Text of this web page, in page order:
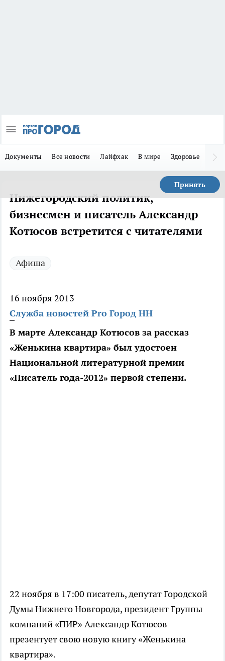
Документы Все новости Лайфхак В мире Здоровье
Принять
Нижегородский политик,
бизнесмен и писатель Александр
Котюсов встретится с читателями
Афиша
16 ноября 2013
Служба новостей Pro Город НН
В марте Александр Котюсов за рассказ
«Женькина квартира» был удостоен
Национальной литературной премии
«Писатель года-2012» первой степени.
22 ноября в 17:00 писатель, депутат Городской
Думы Нижнего Новгорода, президент Группы
компаний «ПИР» Александр Котюсов
презентует свою новую книгу «Женькина
квартира».